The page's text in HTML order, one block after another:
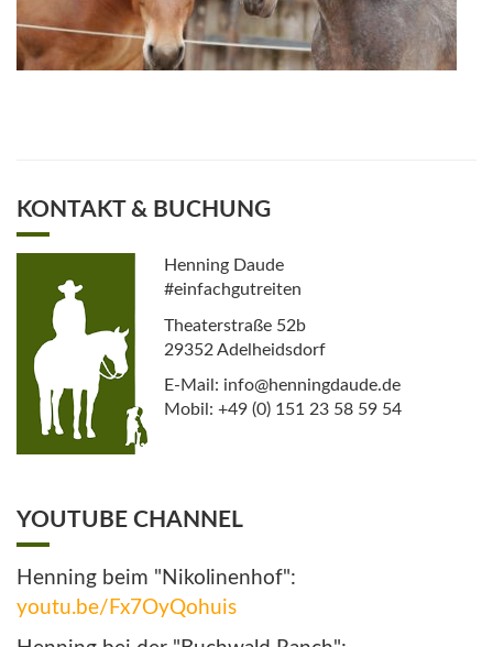
KONTAKT & BUCHUNG
Henning Daude
#einfachgutreiten
Theaterstraße 52b
29352 Adelheidsdorf
E-Mail: info@henningdaude.de
Mobil: +49 (0) 151 23 58 59 54
YOUTUBE CHANNEL
Henning beim "Nikolinenhof":
youtu.be/Fx7OyQohuis